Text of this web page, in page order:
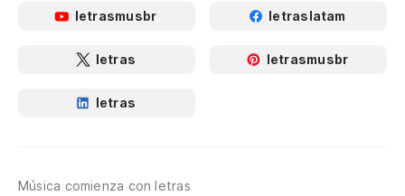
letrasmusbr letraslatam
letras letrasmusbr
letras
Música comienza con letras